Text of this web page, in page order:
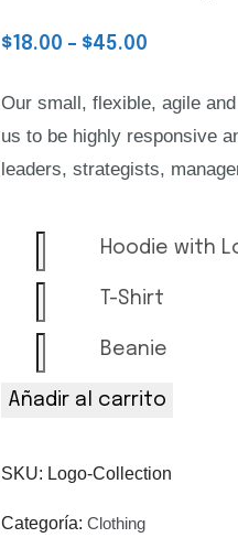
$18.00 – $45.00
$18.00
through
$45.00
Our small, flexible, agile
us to be highly responsive
leaders, strategists,
Hoodie
with
quantity
Hoodie with
Shirt
T-Shirt
Beanie
Añadir al carrito
SKU: Logo-Collection
Categoría: Clothing